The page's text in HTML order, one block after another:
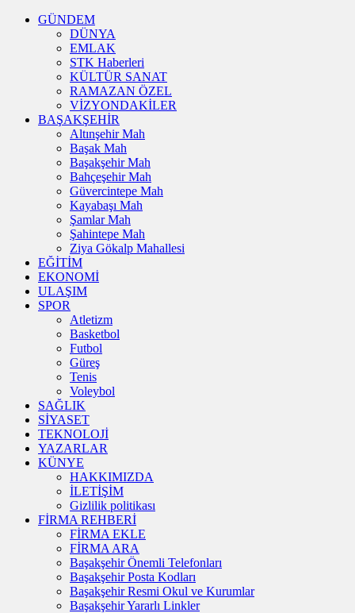
GÜNDEM
DÜNYA
EMLAK
STK Haberleri
KÜLTÜR SANAT
RAMAZAN ÖZEL
VİZYONDAKİLER
BAŞAKŞEHİR
Altınşehir Mah
Başak Mah
Başakşehir Mah
Bahçeşehir Mah
Güvercintepe Mah
Kayabaşı Mah
Şamlar Mah
Şahintepe Mah
Ziya Gökalp Mahallesi
EĞİTİM
EKONOMİ
ULAŞIM
SPOR
Atletizm
Basketbol
Futbol
Güreş
Tenis
Voleybol
SAĞLIK
SİYASET
TEKNOLOJİ
YAZARLAR
KÜNYE
HAKKIMIZDA
İLETİŞİM
Gizlilik politikası
FİRMA REHBERİ
FİRMA EKLE
FİRMA ARA
Başakşehir Önemli Telefonları
Başakşehir Posta Kodları
Başakşehir Resmi Okul ve Kurumlar
Başakşehir Yararlı Linkler